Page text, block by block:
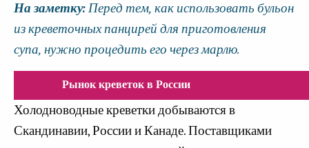
На заметку:Перед тем, как использовать бульон
из креветочных панцирей для приготовления
супа, нужно процедить его через марлю.
Рынок креветок в России
Холодноводные креветки добываются в
Скандинавии, России и Канаде. Поставщиками